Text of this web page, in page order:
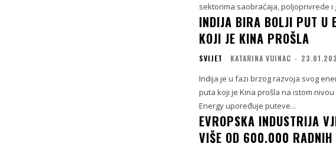
sektorima saobraćaja, poljoprivrede i
INDIJA BIRA BOLJI PUT U
KOJI JE KINA PROŠLA
SVIJET KATARINA VUINAC -
Indija je u fazi brzog razvoja svog
puta koji je Kina prošla na istom
Energy upoređuje puteve...
EVROPSKA INDUSTRIJA
VIŠE OD 600.000 RADNIH